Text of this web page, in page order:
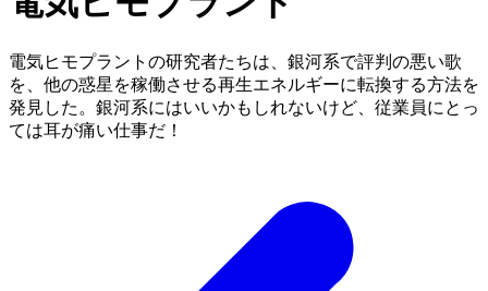
電気ヒモプラントの研究者たちは、銀河系で評判の悪い歌
を、他の惑星を稼働させる再生エネルギーに転換する方法を
発見した。銀河系にはいいかもしれないけど、従業員にとっ
ては耳が痛い仕事だ！